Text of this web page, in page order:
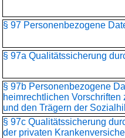
§ 97 Personenbezogene
§ 97a Qualitätssicherung
§ 97b Personenbezogene
heimrechtlichen
und den Trägern der
§ 97c Qualitätssicherung
der privaten